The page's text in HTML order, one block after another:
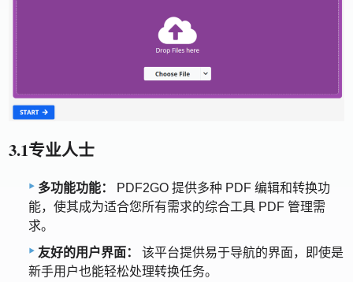
3.1专业人士
多功能功能：
PDF2GO 提供多种 PDF 编辑和转换功
能，使其成为适合您所有需求的综合工具 PDF 管理需
求。
友好的用户界面：
该平台提供易于导航的界面，即使是
新手用户也能轻松处理转换任务。